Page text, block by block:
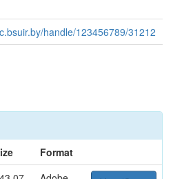
handle/123456789/31212
Format